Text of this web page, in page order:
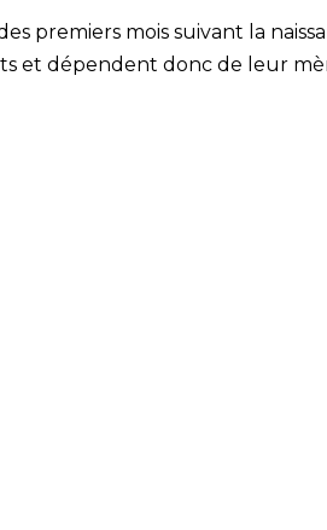
premiers mois suivant la
et dépendent donc de leur